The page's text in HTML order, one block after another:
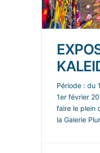
Période : du
1er février
faire le plein
la Galerie